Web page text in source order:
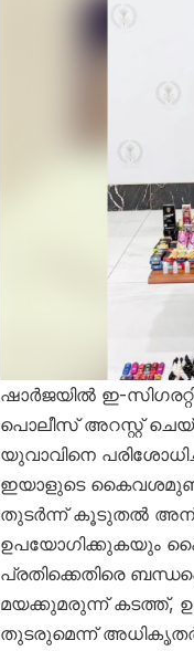
ഷാർജയിൽ ഇ-
പൊലീസ് അറസ്റ്റ്
യുവാവിനെ
ഇയാളുടെ
തുടർന്ന് കൂടുതൽ
ഉപയോഗിക്കുകയും
പ്രതിക്കെതിരെ
മയക്കുമരുന്ന് കടത്ത്,
തുടരുമെന്ന് അധികൃതർ